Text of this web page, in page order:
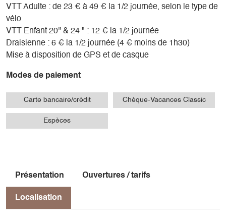
VTT Adulte : de 23 € à 49 € la 1/2 journée, selon le type de
vélo
VTT Enfant 20'' & 24 " : 12 € la 1/2 journée
Draisienne : 6 € la 1/2 journée (4 € moins de 1h30)
Mise à disposition de GPS et de casque
Modes de paiement
Carte bancaire/crédit Chèque-Vacances Classic
Espèces
Présentation Ouvertures / tarifs
Localisation